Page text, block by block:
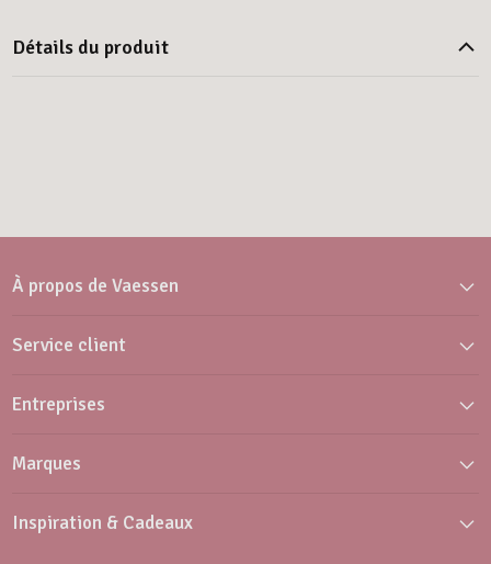
Détails du produit
À propos de Vaessen
Service client
Entreprises
Marques
Inspiration & Cadeaux